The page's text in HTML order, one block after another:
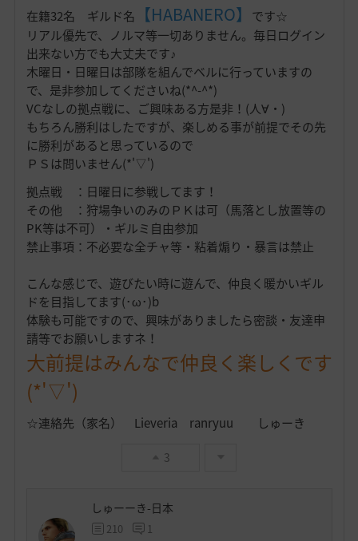
り
在籍32名 ギルド名 【HABANERO】
です☆
リアル優先で、ノルマ等一切ありません。毎日ログイン
出来ない方でも大丈夫です♪
木曜日・日曜日は部隊を組んでベルに行っていますの
で、是非参加してくださいね(*^-^*)
VCなしの拠点戦に、ご興味ある方是非！(人∀・)
もちろん勝利はしたですが、楽しめる事が前提でその先
に勝利があると思っているので
ＰＳは問いません(*'▽')
拠点戦 ：日曜日に参戦してます！
その他 ：狩場争いのみのＰＫは可（馬落とし放置等の
PK等は不可）・ギルミ自由参加
禁止事項：不必要な全チャ等・粘着煽り・暴言は禁止
こんな感じで、遊びたい時に遊んで、仲良く暖かいギル
ドを目指してます(･ω･)b
体験も可能ですので、興味がありましたら密談・友達申
請等でお願いしますネ！
大前提はみんなで仲良く楽しくです
(*'▽')
☆連絡先（家名） Lieveria ranryuu しゅーき
3
しゅーーき-日本
210 1